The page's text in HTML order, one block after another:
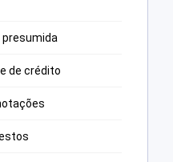
presumida
de crédito